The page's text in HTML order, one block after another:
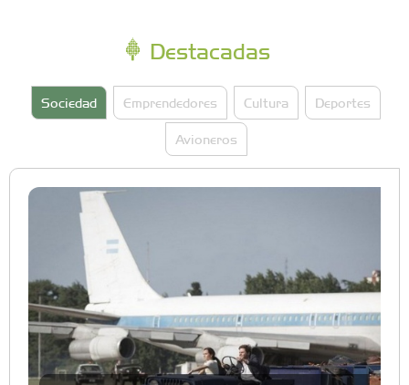
Destacadas
Sociedad Emprendedores Cultura Deportes
Avioneros